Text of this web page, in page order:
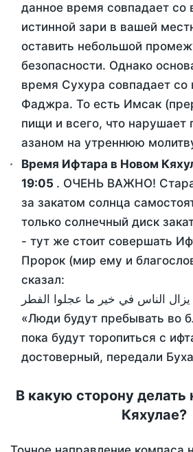
данное время совпадает со
истинной зари в вашей
оставить небольшой
безопасности. Однако
время Сухура совпадает
Фаджра. То есть Имсак
пищи и всего, что нарушает
азаном на утреннюю
Время Ифтара в Новом
19:05 . ОЧЕНЬ ВАЖНО!
за закатом солнца
только солнечный диск
- тут же стоит совершать
Пророк (мир ему и
сказал:
يزال الناس في خير ما عجلوا الفطر
«Люди будут пребывать во
пока будут торопиться с
достоверный, передали
В какую сторону
Кяхулае?